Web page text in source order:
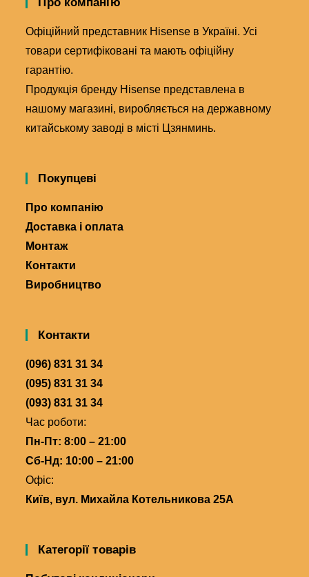
Офіційний представник Hisense в Україні. Усі
товари сертифіковані та мають офіційну
гарантію.
Продукція бренду Hisense представлена в
нашому магазині, виробляється на державному
китайському заводі в місті Цзянминь.
Покупцеві
Про компанію
Доставка і оплата
Монтаж
Контакти
Виробництво
Контакти
(096) 831 31 34
(095) 831 31 34
(093) 831 31 34
Час роботи:
Пн-Пт: 8:00 – 21:00
Сб-Нд: 10:00 – 21:00
Офіс:
Київ, вул. Михайла Котельникова 25А
Категорії товарів